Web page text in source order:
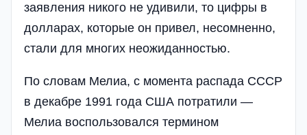
заявления никого не удивили, то цифры в
долларах, которые он привел, несомненно,
стали для многих неожиданностью.
По словам Мелиа, с момента распада СССР
в декабре 1991 года США потратили —
Мелиа воспользовался термином